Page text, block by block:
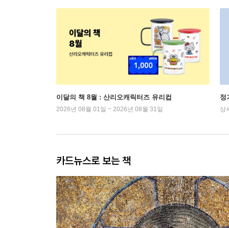
이달의 책 8월 : 산리오캐릭터즈 유리컵
2026년 08월 01일 ~ 2026년 08월 31일
정
상
카드뉴스로 보는 책